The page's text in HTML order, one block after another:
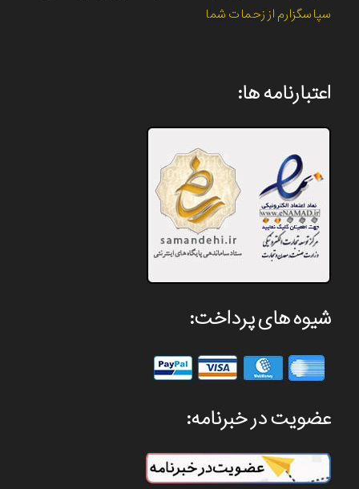
سپاسگزارم از زحمات شما
اعتبارنامه ها:
شیوه های پرداخت:
عضویت در خبرنامه: